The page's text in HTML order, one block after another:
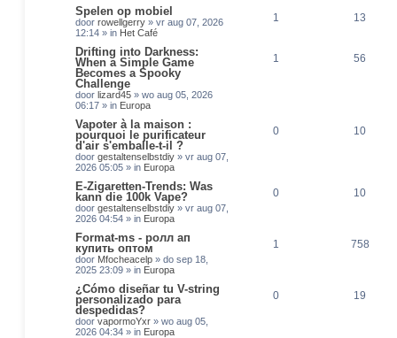
Spelen op mobiel
door rowellgerry » vr aug 07, 2026
12:14 » in Het Café
1 13
Drifting into Darkness:
When a Simple Game
Becomes a Spooky
Challenge
door lizard45 » wo aug 05, 2026
06:17 » in Europa
1 56
Vapoter à la maison :
pourquoi le purificateur
d'air s'emballe-t-il ?
door gestaltenselbstdiy » vr aug 07,
2026 05:05 » in Europa
0 10
E-Zigaretten-Trends: Was
kann die 100k Vape?
door gestaltenselbstdiy » vr aug 07,
2026 04:54 » in Europa
0 10
Format-ms - ролл ап
купить оптом
door Mfocheacelp » do sep 18,
2025 23:09 » in Europa
1 758
¿Cómo diseñar tu V-string
personalizado para
despedidas?
door vapormoYxr » wo aug 05,
2026 04:34 » in Europa
0 19